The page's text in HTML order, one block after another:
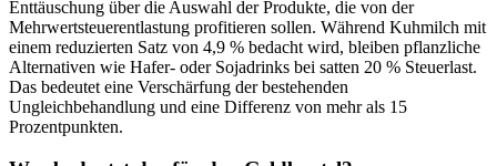
Enttäuschung über die Auswahl der Produkte, die von der
Mehrwertsteuerentlastung profitieren sollen. Während Kuhmilch mit
einem reduzierten Satz von 4,9 % bedacht wird, bleiben pflanzliche
Alternativen wie Hafer- oder Sojadrinks bei satten 20 % Steuerlast.
Das bedeutet eine Verschärfung der bestehenden
Ungleichbehandlung und eine Differenz von mehr als 15
Prozentpunkten.